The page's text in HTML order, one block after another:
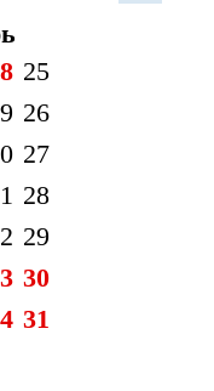
25
26
27
28
29
30
31